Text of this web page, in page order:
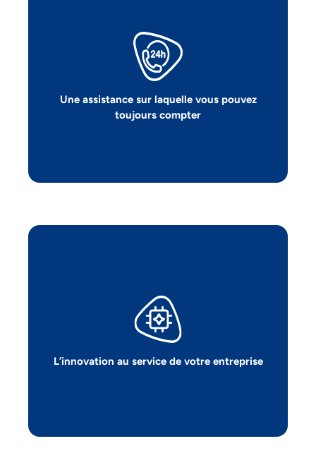
Une assistance sur laquelle vous pouvez
toujours compter
Votre expérience d’abord. Contactez-
nous à tout moment ; on s’occupe de
votre activité.
L’innovation au service de votre entreprise
Des solutions innovantes pour optimiser
vos coûts, fluidifier vos opérations et